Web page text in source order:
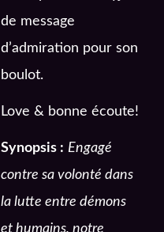
de message
d’admiration pour son
boulot.
Love & bonne écoute!
Synopsis : Engagé
contre sa volonté dans
la lutte entre démons
et humains, notre